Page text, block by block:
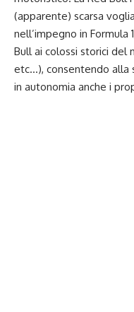
(apparente) scarsa
nell’impegno in Formula
Bull ai colossi storici del
etc…), consentendo alla
in autonomia anche i